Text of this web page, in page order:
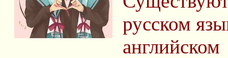
русском
английском